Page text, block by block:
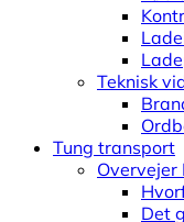
Teknisk
Tung transport
Det